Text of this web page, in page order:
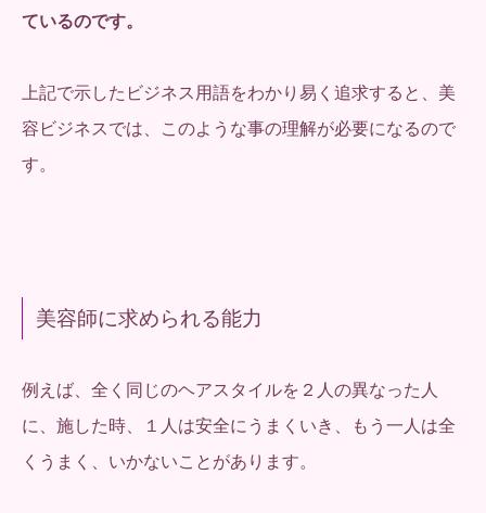
ているのです。
上記で示したビジネス用語をわかり易く追求すると、美
容ビジネスでは、このような事の理解が必要になるので
す。
美容師に求められる能力
例えば、全く同じのヘアスタイルを２人の異なった人
に、施した時、１人は安全にうまくいき、もう一人は全
くうまく、いかないことがあります。